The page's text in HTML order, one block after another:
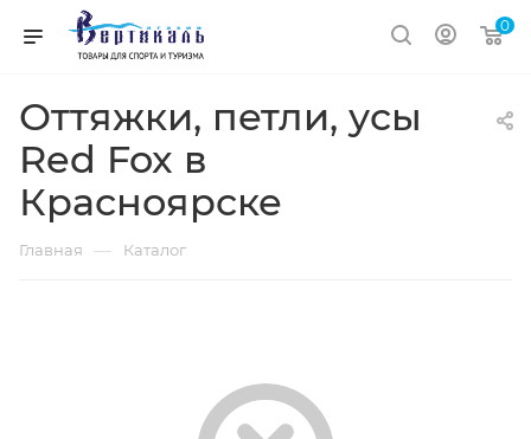
0
Оттяжки, петли, усы
Red Fox в
Красноярске
Главная — Каталог